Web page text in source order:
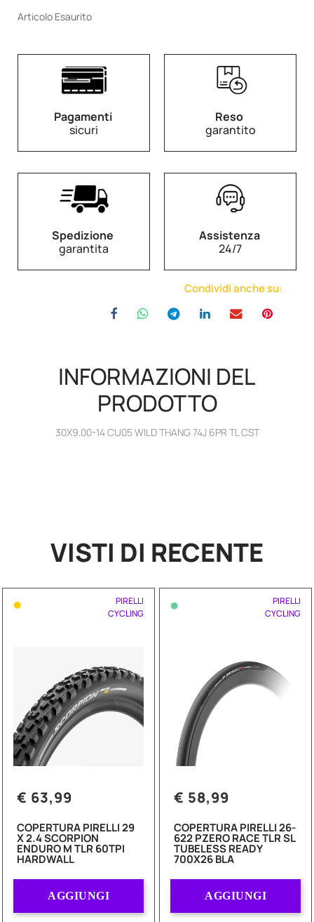
Articolo Esaurito
Pagamenti
sicuri
Reso
garantito
Spedizione
garantita
Assistenza
24/7
Condividi anche su:
INFORMAZIONI DEL
PRODOTTO
30X9.00-14 CU05 WILD THANG 74J 6PR TL CST
VISTI DI RECENTE
•
PIRELLI
CYCLING
€ 63,99
COPERTURA PIRELLI 29
X 2.4 SCORPION
ENDURO M TLR 60TPI
HARDWALL
AGGIUNGI
•
PIRELLI
CYCLING
€ 58,99
COPERTURA PIRELLI 26-
622 PZERO RACE TLR SL
TUBELESS READY
700X26 BLA
AGGIUNGI